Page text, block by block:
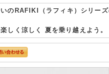
のRAFIKI（ラフィキ）シリーズ
しく涼しく 夏を乗り越えよう。